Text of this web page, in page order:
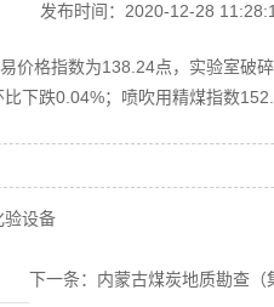
发布时间：2020-12-28
价格指数为138.24点， 实验室破
下跌0.04%；喷吹用精煤指数
验设备
下一条： 内蒙古煤炭地质勘查